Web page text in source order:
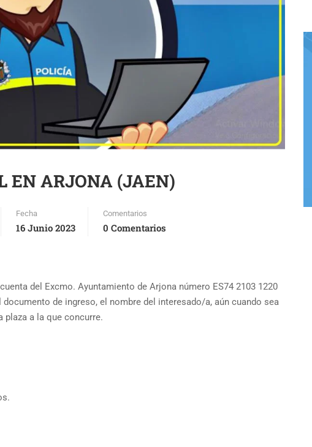
EN ARJONA (JAEN)
Fecha
16 Junio 2023
Comentarios
0 Comentarios
del Excmo. Ayuntamiento de Arjona número ES74 2103 1220
de ingreso, el nombre del interesado/a, aún cuando sea
a la que concurre.